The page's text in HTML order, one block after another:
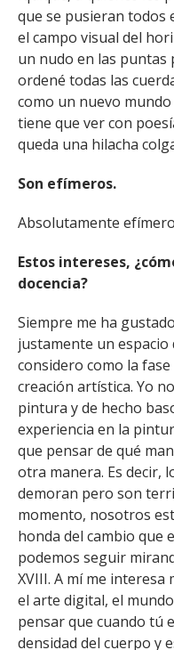
que se pusieran todos
el campo visual del
un nudo en las puntas
ordené todas las
como un nuevo
tiene que ver con
queda una hilacha
Son efímeros.
Absolutamente
Estos intereses,
docencia?
Siempre me ha
justamente un espacio
considero como la
creación artística. Yo
pintura y de hecho
experiencia en la
que pensar de qué
otra manera. Es decir,
demoran pero son
momento, nosotros
honda del cambio que
podemos seguir
XVIII. A mí me
el arte digital, el
pensar que cuando tú
densidad del cuerpo y